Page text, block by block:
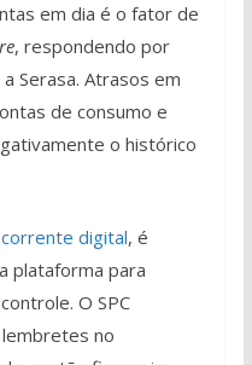
em dia é o fator de
, respondendo por
Serasa. Atrasos em
de consumo e
o histórico
digital, é
plataforma para
O SPC
no